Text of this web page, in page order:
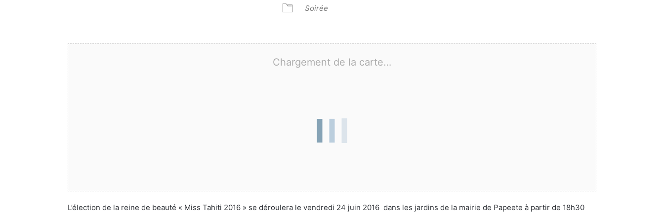
Soirée
Chargement de la carte…
L’élection de la reine de beauté « Miss Tahiti 2016 » se déroulera le vendredi 24 juin 2016 dans les jardins de la mairie de Papeete à partir de 18h30